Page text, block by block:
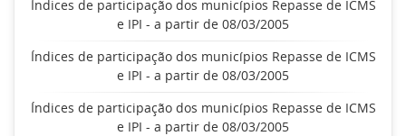
Índices de participação dos municípios Repasse de ICMS
e IPI - a partir de 08/03/2005
Índices de participação dos municípios Repasse de ICMS
e IPI - a partir de 08/03/2005
Índices de participação dos municípios Repasse de ICMS
e IPI - a partir de 08/03/2005